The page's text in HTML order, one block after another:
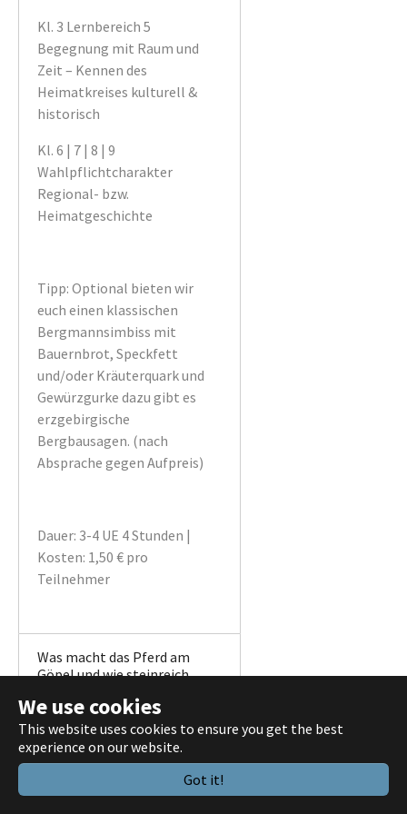
We use cookies
This website uses cookies to ensure you get the best
experience on our website.
Got it!
Kl. 3 Lernbereich 5
Begegnung mit Raum und
Zeit – Kennen des
Heimatkreises kulturell &
historisch
Kl. 6 | 7 | 8 | 9
Wahlpflichtcharakter
Regional- bzw.
Heimatgeschichte
Tipp: Optional bieten wir
euch einen klassischen
Bergmannsimbiss mit
Bauernbrot, Speckfett
und/oder Kräuterquark und
Gewürzgurke dazu gibt es
erzgebirgische
Bergbausagen. (nach
Absprache gegen Aufpreis)
Dauer: 3-4 UE 4 Stunden |
Kosten: 1,50 € pro
Teilnehmer
Was macht das Pferd am
Göpel und wie steinreich
Marienberg?
SCHAUBERGWERK Molchner
Stolln